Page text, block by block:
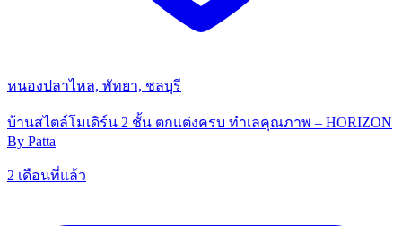
หนองปลาไหล, พัทยา, ชลบุรี
บ้านสไตล์โมเดิร์น 2 ชั้น ตกแต่งครบ ทำเลคุณภาพ – HORIZON
By Patta
2 เดือนที่แล้ว